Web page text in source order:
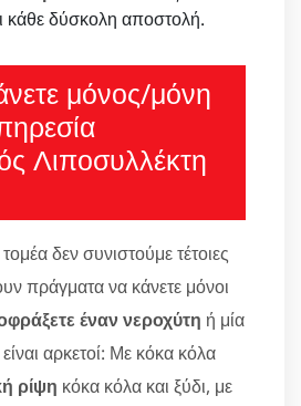
κάθε δύσκολη αποστολή.
μόνος/μόνη
Λιποσυλλέκτη
δεν συνιστούμε τέτοιες
πράγματα να κάνετε μόνοι
έναν νεροχύτη ή μία
αρκετοί: Με κόκα κόλα
ρίψη κόκα κόλα και ξύδι, με